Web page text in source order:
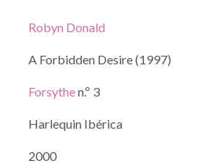
Robyn Donald
A Forbidden Desire (1997)
Forsythen.º 3
Harlequin Ibérica
2000